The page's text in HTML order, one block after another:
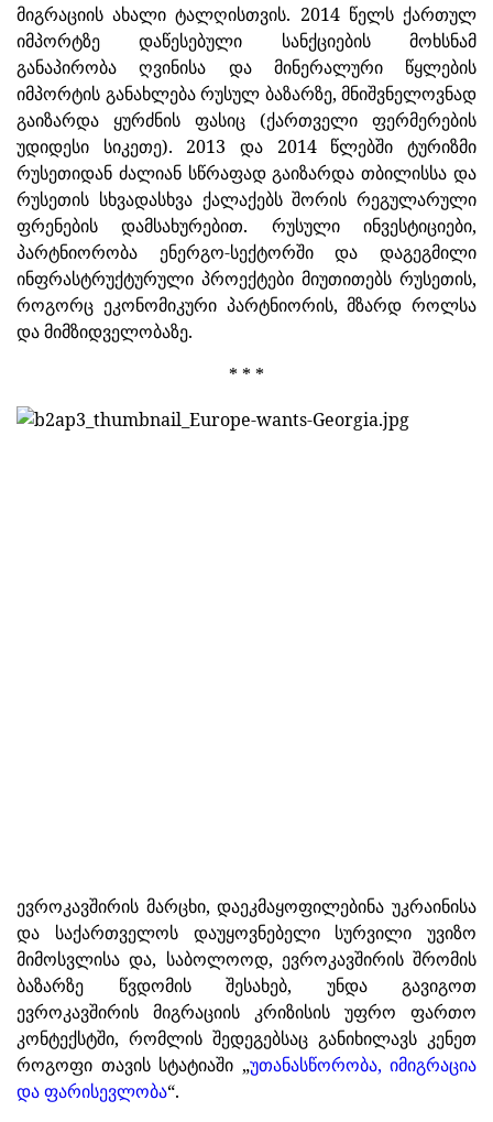
მიგრაციის ახალი ტალღისთვის. 2014 წელს ქართულ
იმპორტზე დაწესებული სანქციების მოხსნამ
განაპირობა ღვინისა და მინერალური წყლების
იმპორტის განახლება რუსულ ბაზარზე, მნიშვნელოვნად
გაიზარდა ყურძნის ფასიც (ქართველი ფერმერების
უდიდესი სიკეთე). 2013 და 2014 წლებში ტურიზმი
რუსეთიდან ძალიან სწრაფად გაიზარდა თბილისსა და
რუსეთის სხვადასხვა ქალაქებს შორის რეგულარული
ფრენების დამსახურებით. რუსული ინვესტიციები,
პარტნიორობა ენერგო-სექტორში და დაგეგმილი
ინფრასტრუქტურული პროექტები მიუთითებს რუსეთის,
როგორც ეკონომიკური პარტნიორის, მზარდ როლსა
და მიმზიდველობაზე.
* * *
ევროკავშირის მარცხი, დაეკმაყოფილებინა უკრაინისა
და საქართველოს დაუყოვნებელი სურვილი უვიზო
მიმოსვლისა და, საბოლოოდ, ევროკავშირის შრომის
ბაზარზე წვდომის შესახებ, უნდა გავიგოთ
ევროკავშირის მიგრაციის კრიზისის უფრო ფართო
კონტექსტში, რომლის შედეგებსაც განიხილავს კენეთ
როგოფი თავის სტატიაში „უთანასწორობა, იმიგრაცია
და ფარისევლობა“.